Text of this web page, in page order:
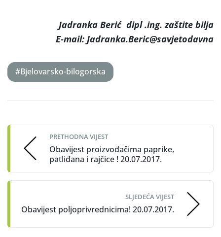
Jadranka Berić dipl .ing. zaštite bilja
E-mail: Jadranka.Beric@savjetodavna
#Bjelovarsko-bilogorska
navigation
PRETHODNA VIJEST
Obavijest proizvođačima paprike,
patliđana i rajčice ! 20.07.2017.
SLJEDEĆA VIJEST
Obavijest poljoprivrednicima! 20.07.2017.